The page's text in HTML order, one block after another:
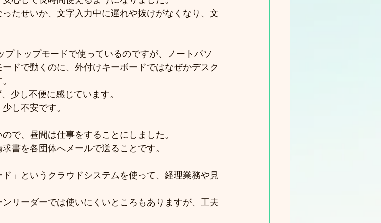
たせいか、文字入力中に遅れや抜けがなくなり、文
トップモードで使っているのですが、ノートパソ
ドで動くのに、外付けキーボードではなぜかデスク
少し不便に感じています。
し不安です。
で、昼間は仕事をすることにしました。
書を各団体へメールで送ることです。
」というクラウドシステムを使って、経理業務や見
リーダーでは使いにくいところもありますが、工夫